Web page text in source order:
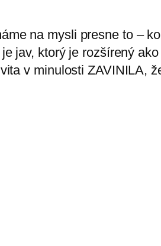
na mysli presne to –
jav, ktorý je rozšírený
v minulosti ZAVINILA,